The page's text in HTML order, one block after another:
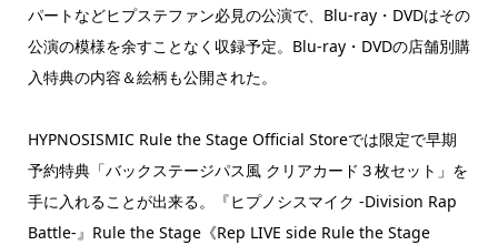
パートなどヒプステファン必見の公演で、Blu-ray・DVDはその
公演の模様を余すことなく収録予定。Blu-ray・DVDの店舗別購
入特典の内容＆絵柄も公開された。
HYPNOSISMIC Rule the Stage Official Storeでは限定で早期
予約特典「バックステージパス風 クリアカード３枚セット」を
手に入れることが出来る。『ヒプノシスマイク -Division Rap
Battle-』Rule the Stage《Rep LIVE side Rule the Stage